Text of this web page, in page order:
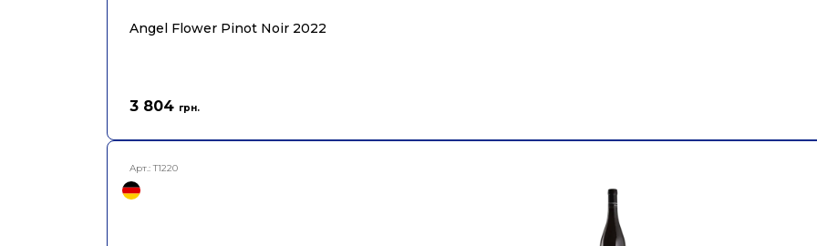
Angel Flower Pinot Noir 2022
3 804 грн.
Арт.:T1220